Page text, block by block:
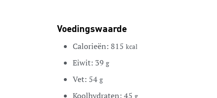
Voedingswaarde
Calorieën: 815 kcal
Eiwit: 39 g
Vet: 54 g
Koolhydraten: 45